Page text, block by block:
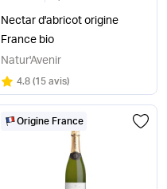
Nectar d'abricot origine
France bio
Natur'Avenir
Note
4.8 sur 5
(15 avis)
Origine France